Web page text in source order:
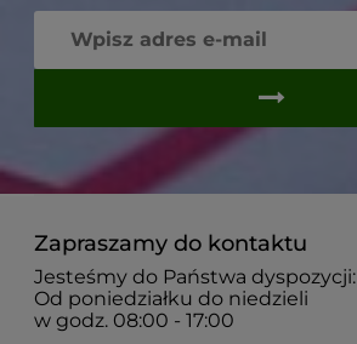
Zapraszamy do kontaktu
Jesteśmy do Państwa dyspozycji:
Od poniedziałku do niedzieli
w godz. 08:00 - 17:00